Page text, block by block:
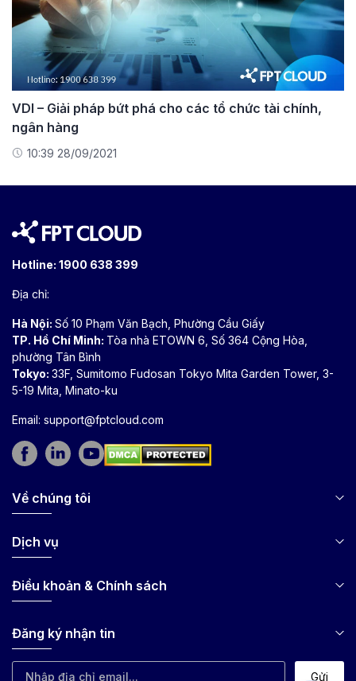
VDI – Giải pháp bứt phá cho các tổ chức tài chính,
ngân hàng
10:39 28/09/2021
Hotline: 1900 638 399
Địa chỉ:
Hà Nội: Số 10 Phạm Văn Bạch, Phường Cầu Giấy
TP. Hồ Chí Minh: Tòa nhà ETOWN 6, Số 364 Cộng Hòa,
phường Tân Bình
Tokyo: 33F, Sumitomo Fudosan Tokyo Mita Garden Tower, 3-
5-19 Mita, Minato-ku
Email: support@fptcloud.com
Về chúng tôi
Dịch vụ
Điều khoản & Chính sách
Đăng ký nhận tin
Gửi